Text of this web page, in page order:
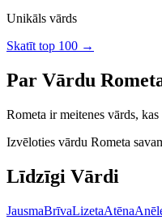
Unikāls vārds
Skatīt top 100 →
Par Vārdu
Rometa irmeitenes vārds,
Izvēloties vārdu Rometa
Līdzīgi Vārdi
JausmaBrīvaLizetaAtēna